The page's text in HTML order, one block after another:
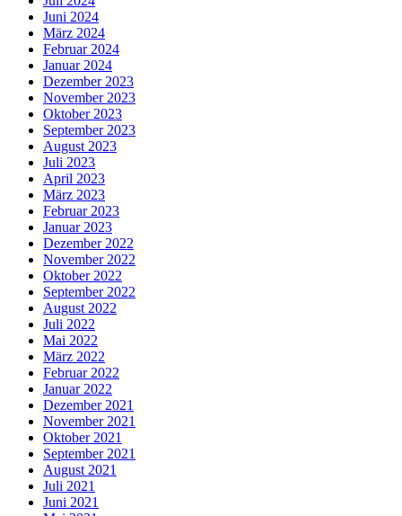
Juni 2024
März 2024
Februar 2024
Januar 2024
Dezember 2023
November 2023
Oktober 2023
September 2023
August 2023
Juli 2023
April 2023
März 2023
Februar 2023
Januar 2023
Dezember 2022
November 2022
Oktober 2022
September 2022
August 2022
Juli 2022
Mai 2022
März 2022
Februar 2022
Januar 2022
Dezember 2021
November 2021
Oktober 2021
September 2021
August 2021
Juli 2021
Juni 2021